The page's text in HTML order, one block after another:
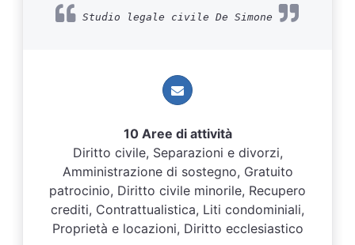
Studio legale civile De Simone
10 Aree di attività
Diritto civile, Separazioni e divorzi,
Amministrazione di sostegno, Gratuito
patrocinio, Diritto civile minorile, Recupero
crediti, Contrattualistica, Liti condominiali,
Proprietà e locazioni, Diritto ecclesiastico